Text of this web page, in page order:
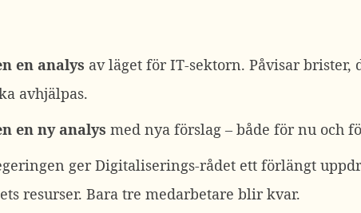
en analys av läget för IT-sektorn. Påvisar brister,
avhjälpas.
en ny analys med nya förslag – både för nu och
ger Digitaliserings-rådet ett förlängt
resurser. Bara tre medarbetare blir kvar.